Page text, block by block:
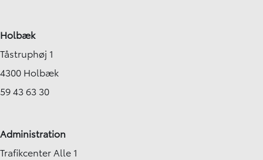
Holbæk
Tåstruphøj 1
4300 Holbæk
59 43 63 30
Administration
Trafikcenter Alle 1